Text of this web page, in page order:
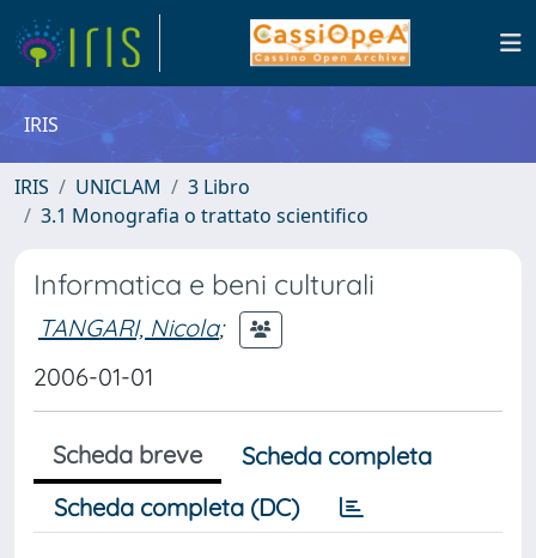
IRIS
IRIS UNICLAM
3 Libro
3.1 Monografia o trattato scientifico
Informatica e beni culturali
TANGARI, Nicola;
2006-01-01
Scheda breve
Scheda completa
Scheda completa (DC)